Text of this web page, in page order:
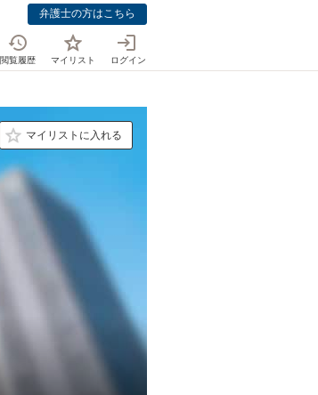
弁護士の方はこちら
閲覧履歴 マイリスト ログイン
マイリストに入れる